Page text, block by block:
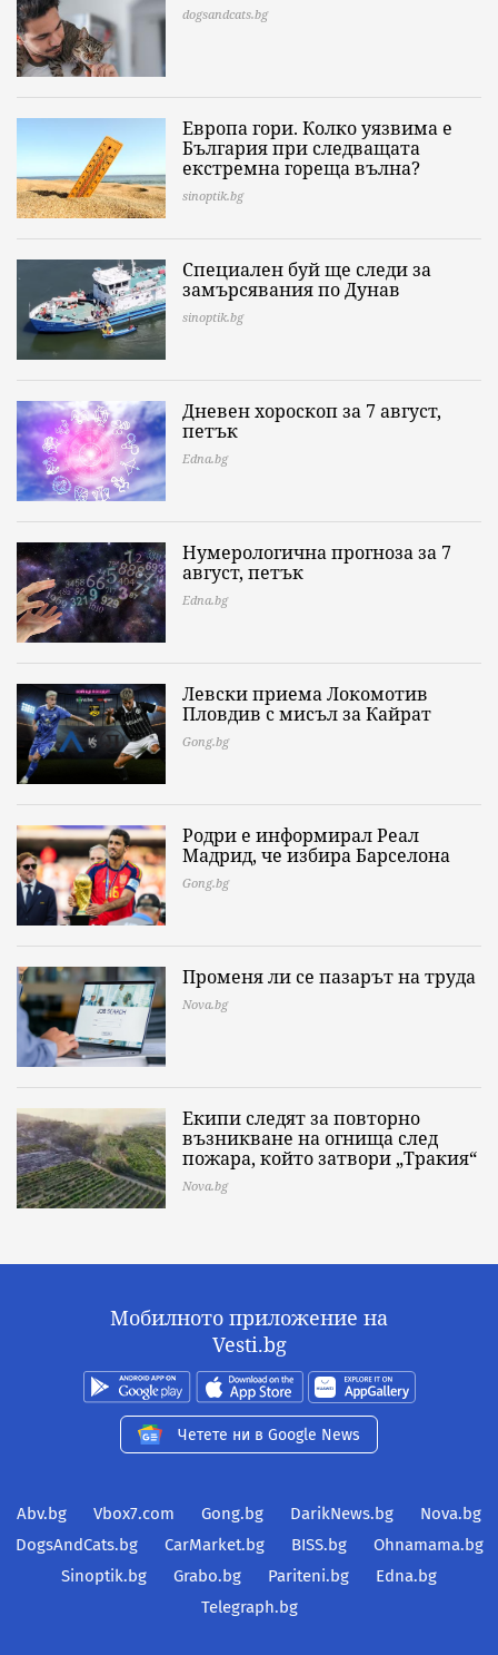
dogsandcats.bg
Европа гори. Колко уязвима е
България при следващата
екстремна гореща вълна?
sinoptik.bg
Специален буй ще следи за
замърсявания по Дунав
sinoptik.bg
Дневен хороскоп за 7 август,
петък
Edna.bg
Нумерологична прогноза за 7
август, петък
Edna.bg
Левски приема Локомотив
Пловдив с мисъл за Кайрат
Gong.bg
Родри е информирал Реал
Мадрид, че избира Барселона
Gong.bg
Променя ли се пазарът на труда
Nova.bg
Екипи следят за повторно
възникване на огнища след
пожара, който затвори „Тракия“
Nova.bg
Мобилното приложение на
Vesti.bg
Четете ни в Google News
Abv.bg Vbox7.com Gong.bg DarikNews.bg
Nova.bg
DogsAndCats.bg
CarMarket.bg BISS.bg
Ohnamama.bg
Sinoptik.bg
Grabo.bg Pariteni.bg
Edna.bg
Telegraph.bg